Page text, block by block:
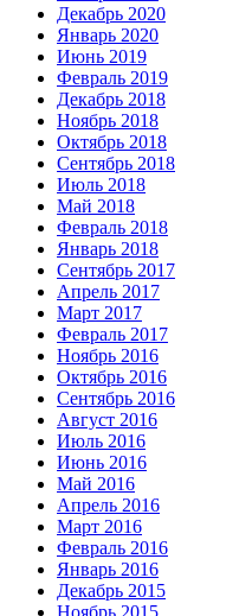
Декабрь 2020
Январь 2020
Июнь 2019
Февраль 2019
Декабрь 2018
Ноябрь 2018
Октябрь 2018
Сентябрь 2018
Июль 2018
Май 2018
Февраль 2018
Январь 2018
Сентябрь 2017
Апрель 2017
Март 2017
Февраль 2017
Ноябрь 2016
Октябрь 2016
Сентябрь 2016
Август 2016
Июль 2016
Июнь 2016
Май 2016
Апрель 2016
Март 2016
Февраль 2016
Январь 2016
Декабрь 2015
Ноябрь 2015